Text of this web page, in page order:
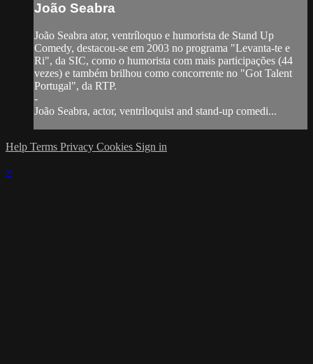
João Seabra
João Seabra ator, ventríloquo e humorista de Stand Up
Comedy, destacou-se em 2003 no programa "Levanta-te e
Ri", da SIC, como o humorista com mais participações (44
vezes) e também brilhou como concorrente no "Got Talent
Portugal", da RTP.
-
João Seabra, actor, ventriloquist and stand-up comedi...
Help Terms Privacy Cookies Sign in
×